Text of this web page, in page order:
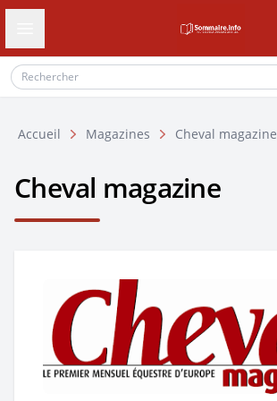
Ouvrir le tiroir de navigation
Accueil Magazines Cheval magazine
Cheval magazine